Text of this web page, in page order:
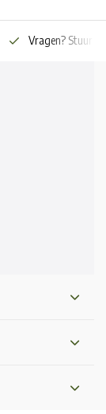
Vragen? Stuur